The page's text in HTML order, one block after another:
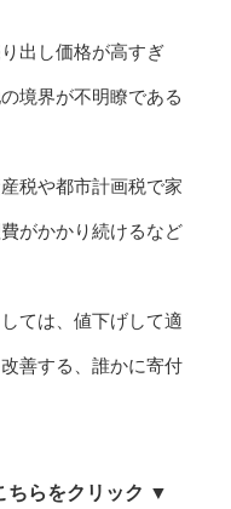
出し価格が高すぎ
境界が不明瞭である
税や都市計画税で家
がかかり続けるなど
ては、値下げして適
善する、誰かに寄付
ちらをクリック ▼